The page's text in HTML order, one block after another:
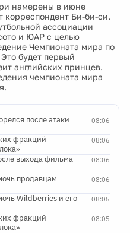
намерены в июне
корреспондент Би-би-си.
ассоциации
и ЮАР с целью
Чемпионата мира по
будет первый
английских принцев.
чемпионата мира
08:06
после атаки
08:06
фракций
08:06
выхода фильма
08:06
продавцам
08:05
Wildberries и его
08:05
фракций